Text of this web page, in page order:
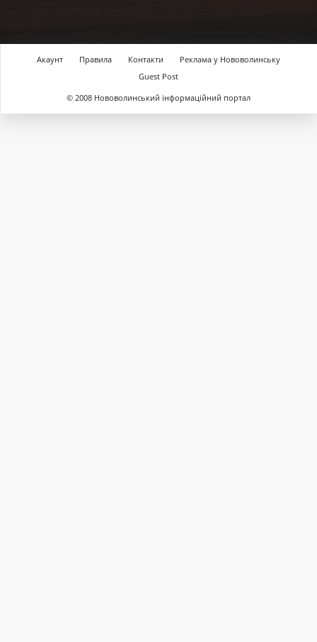
Акаунт Правила Контакти
Реклама у Нововолинську
Guest Post
© 2008 Нововолинський інформаційний портал